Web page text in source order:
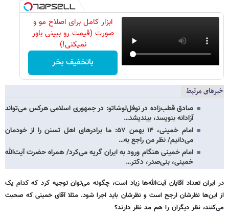
ابزار کامل برای اصلاح مو و
صورت (قیمت رو ببینی باور
نمیکنی!)
باتخفیف بخر
خبرهای مرتبط
صادق قطب‌زاده در نوفل‌لوشاتو: در جمهوری اسلامی هرکس می‌تواند
آزادانه بنویسد، بیندیشد…
امام خمینی، ۱۴ بهمن ۵۷: ما برادرهای اهل تسنن را از خودمان
می‌دانیم/ نظر من راجع به…
امام خمینی هنگام ورود به ایران گریه می‌کرد/ همراه حضرت آیت‌الله
خمینی، بنی‌صدر، دکتر…
در ایران تعداد آقایان آیت‌الله‌ها زیاد است،‌ چگونه می‌توان توجیه کرد که کدام یک
از این‌ها نظرشان ارجح است و نظرشان باید اجرا شود. مثلا آقای خمینی که صحبت
می‌کنند، نظر دیگران را هم مد نظر دارند؟